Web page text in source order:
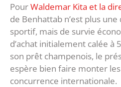
PourWaldemar Kita et la
de Benhattab n’est plus
sportif, mais de survie
d’achat initialement calée à
son prêt champenois, le
espère bien faire monter
concurrence internationale.